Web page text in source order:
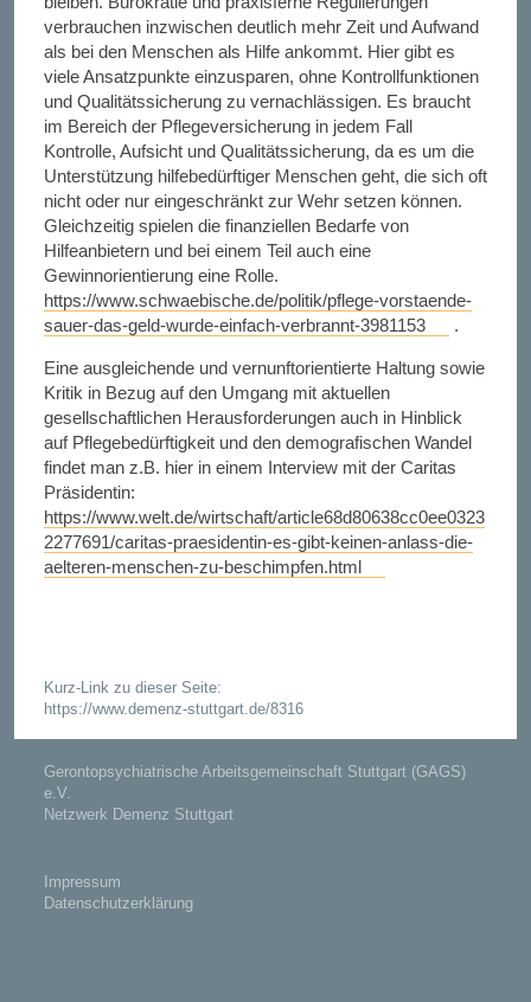
verbrauchen inzwischen deutlich mehr Zeit und Aufwand
als bei den Menschen als Hilfe ankommt. Hier gibt es
viele Ansatzpunkte einzusparen, ohne Kontrollfunktionen
und Qualitätssicherung zu vernachlässigen. Es braucht
im Bereich der Pflegeversicherung in jedem Fall
Kontrolle, Aufsicht und Qualitätssicherung, da es um die
Unterstützung hilfebedürftiger Menschen geht, die sich oft
nicht oder nur eingeschränkt zur Wehr setzen können.
Gleichzeitig spielen die finanziellen Bedarfe von
Hilfeanbietern und bei einem Teil auch eine
Gewinnorientierung eine Rolle.
https://www.schwaebische.de/politik/pflege-vorstaende-
sauer-das-geld-wurde-einfach-verbrannt-3981153
.
Eine ausgleichende und vernunftorientierte Haltung sowie
Kritik in Bezug auf den Umgang mit aktuellen
gesellschaftlichen Herausforderungen auch in Hinblick
auf Pflegebedürftigkeit und den demografischen Wandel
findet man z.B. hier in einem Interview mit der Caritas
Präsidentin:
https://www.welt.de/wirtschaft/article68d80638cc0ee0323
2277691/caritas-praesidentin-es-gibt-keinen-anlass-die-
aelteren-menschen-zu-beschimpfen.html
Kurz-Link zu dieser Seite:
https://www.demenz-stuttgart.de/8316
Gerontopsychiatrische Arbeitsgemeinschaft Stuttgart (GAGS)
e.V.
Netzwerk Demenz Stuttgart
Impressum
Datenschutzerklärung